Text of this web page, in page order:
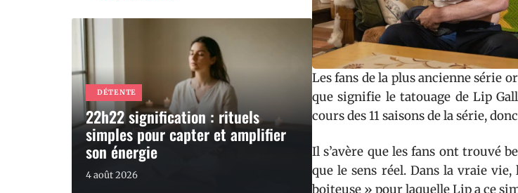
DÉTENTE
22h22 signification : rituels
simples pour capter et amplifier
son énergie
4 août 2026
Les fans de la plus ancienne série
que signifie le tatouage de Lip
cours des 11 saisons de la série,
Il s’avère que les fans ont trouvé
que le sens réel. Dans la vraie
boiteuse » pour laquelle Lip a ce